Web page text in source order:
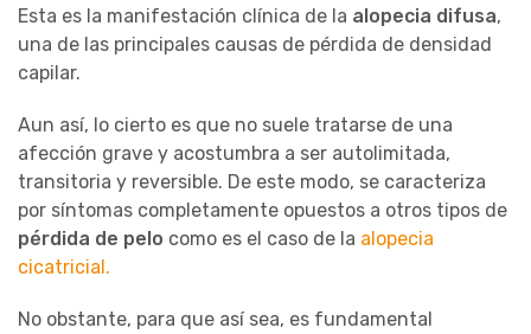
Esta es la manifestación clínica de la alopecia difusa,
una de las principales causas de pérdida de densidad
capilar.
Aun así, lo cierto es que no suele tratarse de una
afección grave y acostumbra a ser autolimitada,
transitoria y reversible. De este modo, se caracteriza
por síntomas completamente opuestos a otros tipos de
pérdida de pelo como es el caso de la alopecia
cicatricial.
No obstante, para que así sea, es fundamental